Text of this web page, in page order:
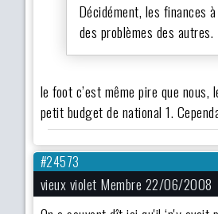
Décidément, les finances
des problèmes des autres.
le foot c’est même pire que
petit budget de national 1.
#24573
vieux violet Membre 22/06/2008